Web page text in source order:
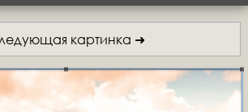
картинка ➜